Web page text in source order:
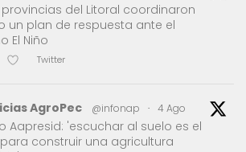
del Litoral coordinaron
un plan de respuesta ante el
El Niño
Twitter
AgroPec @infonap · 4 Ago
Aapresid: 'escuchar al suelo es el
construir una agricultura